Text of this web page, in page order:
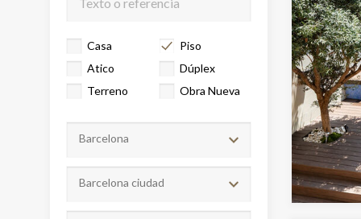
Casa
Piso
Atico
Dúplex
Terreno
Obra Nueva
Barcelona
Barcelona ciudad